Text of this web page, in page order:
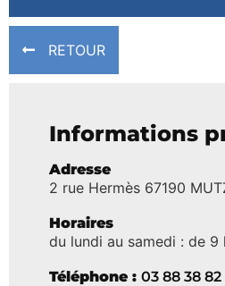
RETOUR
Informations
Adresse
2 rue Hermès 67190
Horaires
du lundi au samedi : de 9
Téléphone : 03 88 38